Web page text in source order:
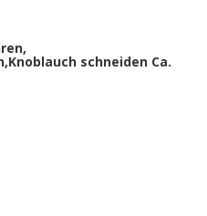
schneiden Ca.